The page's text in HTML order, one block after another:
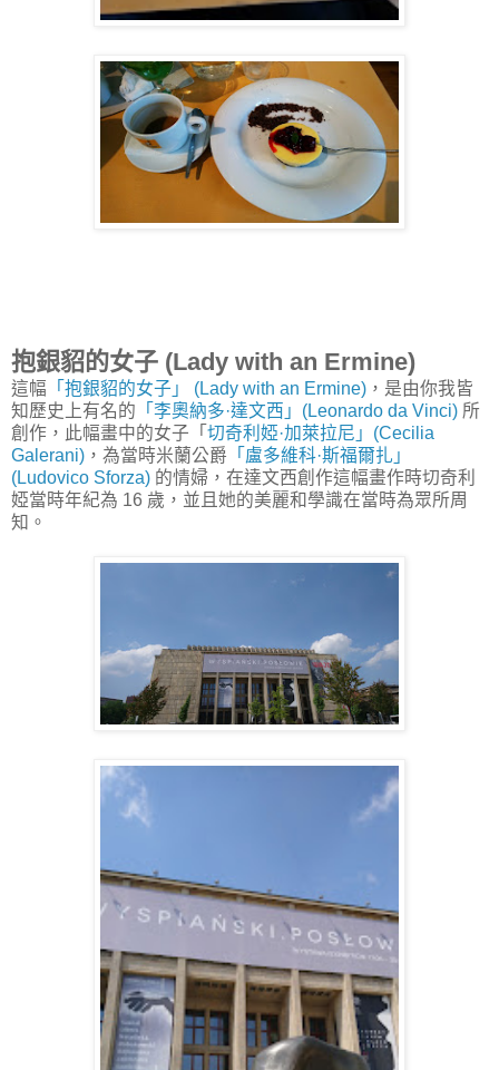
抱銀貂的女子 (Lady with an Ermine)
這幅 「抱銀貂的女子」 (Lady with an Ermine) ，是由你我皆
知歷史上有名的 「李奧納多·達文西」(Leonardo da Vinci) 所
創作，此幅畫中的女子「 切奇利婭·加萊拉尼」(Cecilia
Galerani) ，為當時米蘭公爵 「盧多維科·斯福爾扎」
(Ludovico Sforza) 的情婦，在達文西創作這幅畫作時切奇利
婭當時年紀為 16 歲，並且她的美麗和學識在當時為眾所周
知。